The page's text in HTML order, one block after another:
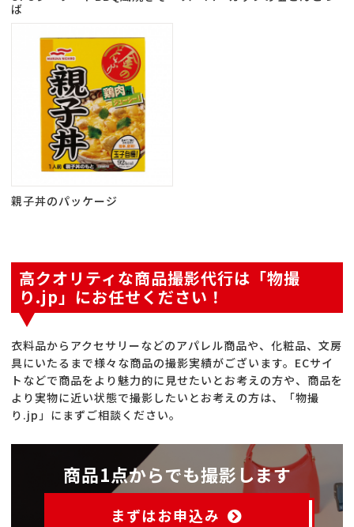
ば
親子丼のパッケージ
高クオリティな商品撮影代行は「物撮
り.jp」にお任せください！
衣料品からアクセサリーなどのアパレル商品や、化粧品、文房
具にいたるまで様々な商品の撮影実績がございます。ECサイ
トなどで商品をより魅力的に見せたいとお考えの方や、商品を
より実物に近い状態で撮影したいとお考えの方は、「物撮
り.jp」にまずご相談ください。
商品1点からでも撮影します
まずはお申込み